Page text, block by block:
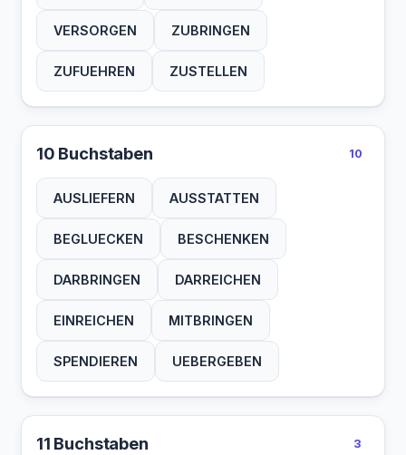
VERSORGEN ZUBRINGEN
ZUFUEHREN ZUSTELLEN
10 Buchstaben 10
AUSLIEFERN AUSSTATTEN
BEGLUECKEN BESCHENKEN
DARBRINGEN DARREICHEN
EINREICHEN MITBRINGEN
SPENDIEREN UEBERGEBEN
11 Buchstaben 3